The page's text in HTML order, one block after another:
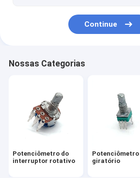
Potenciômetro motorizado
Potenciômetros da guitarra elétrica
Potenciômetros do ajustador
Interruptor de corrediça elétrico
Continue
Nossas Categorias
Potenciômetro do
interruptor rotativo
Potenciômetro
giratório